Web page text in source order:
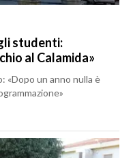
studenti:
al Calamida»
«Dopo un anno nulla è